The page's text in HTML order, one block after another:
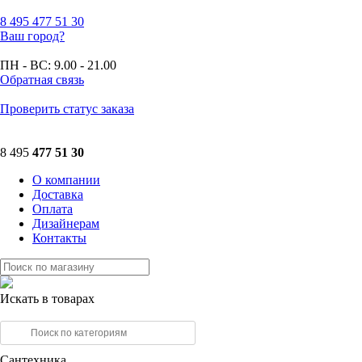
8 495 477 51 30
Ваш город?
ПН - ВС: 9.00 - 21.00
Обратная связь
Проверить статус заказа
8 495 477 51 30
О компании
Доставка
Оплата
Дизайнерам
Контакты
Искать в товарах